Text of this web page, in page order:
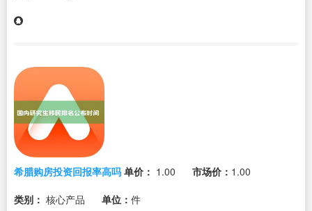
希腊购房投资回报率高吗 单价： 1.00 市场价： 1.00
类别： 核心产品 单位： 件